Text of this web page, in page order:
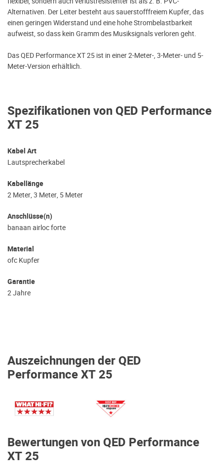
Spezifikationen von QED Performance
XT 25
Kabel Art
Lautsprecherkabel
Kabellänge
2 Meter, 3 Meter, 5 Meter
Anschlüsse(n)
banaan airloc forte
Material
ofc Kupfer
Garantie
2 Jahre
Alternativen. Der Leiter besteht aus sauerstofffreiem Kupfer, das
einen geringen Widerstand und eine hohe Strombelastbarkeit
aufweist, so dass kein Gramm des Musiksignals verloren geht.
Das QED Performance XT 25 ist in einer 2-Meter-, 3-Meter- und 5-
Meter-Version erhältlich.
Auszeichnungen der QED
Performance XT 25
Bewertungen von QED Performance
XT 25